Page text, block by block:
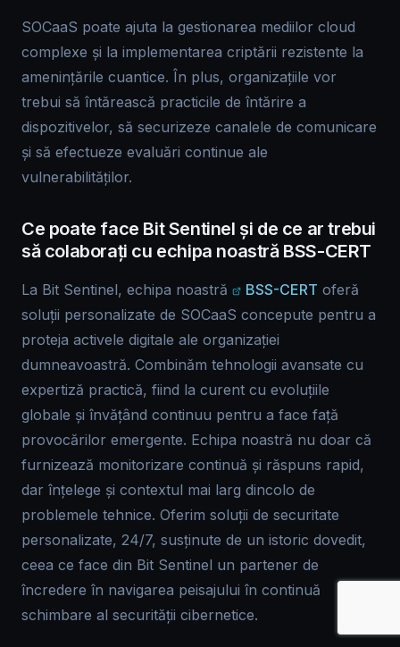
SOCaaS poate ajuta la gestionarea mediilor cloud
complexe și la implementarea criptării rezistente la
amenințările cuantice. În plus, organizațiile vor
trebui să întărească practicile de întărire a
dispozitivelor, să securizeze canalele de comunicare
și să efectueze evaluări continue ale
vulnerabilităților.
Ce poate face Bit Sentinel și de ce ar trebui
să colaborați cu echipa noastră BSS-CERT
La Bit Sentinel, echipa noastră BSS-CERT oferă
soluții personalizate de SOCaaS concepute pentru a
proteja activele digitale ale organizației
dumneavoastră. Combinăm tehnologii avansate cu
expertiză practică, fiind la curent cu evoluțiile
globale și învățând continuu pentru a face față
provocărilor emergente. Echipa noastră nu doar că
furnizează monitorizare continuă și răspuns rapid,
dar înțelege și contextul mai larg dincolo de
problemele tehnice. Oferim soluții de securitate
personalizate, 24/7, susținute de un istoric dovedit,
ceea ce face din Bit Sentinel un partener de
încredere în navigarea peisajului în continuă
schimbare al securității cibernetice.